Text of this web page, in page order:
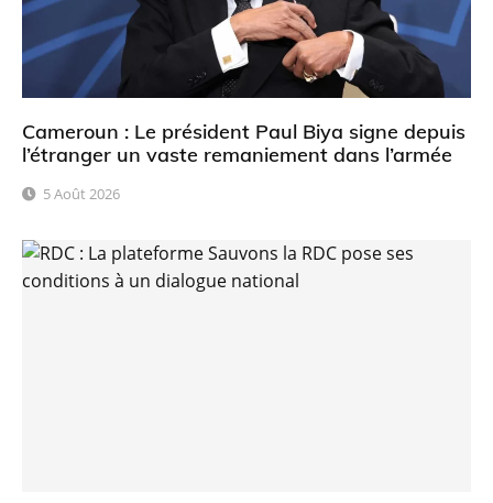
Cameroun : Le président Paul Biya signe depuis
l’étranger un vaste remaniement dans l’armée
5 Août 2026